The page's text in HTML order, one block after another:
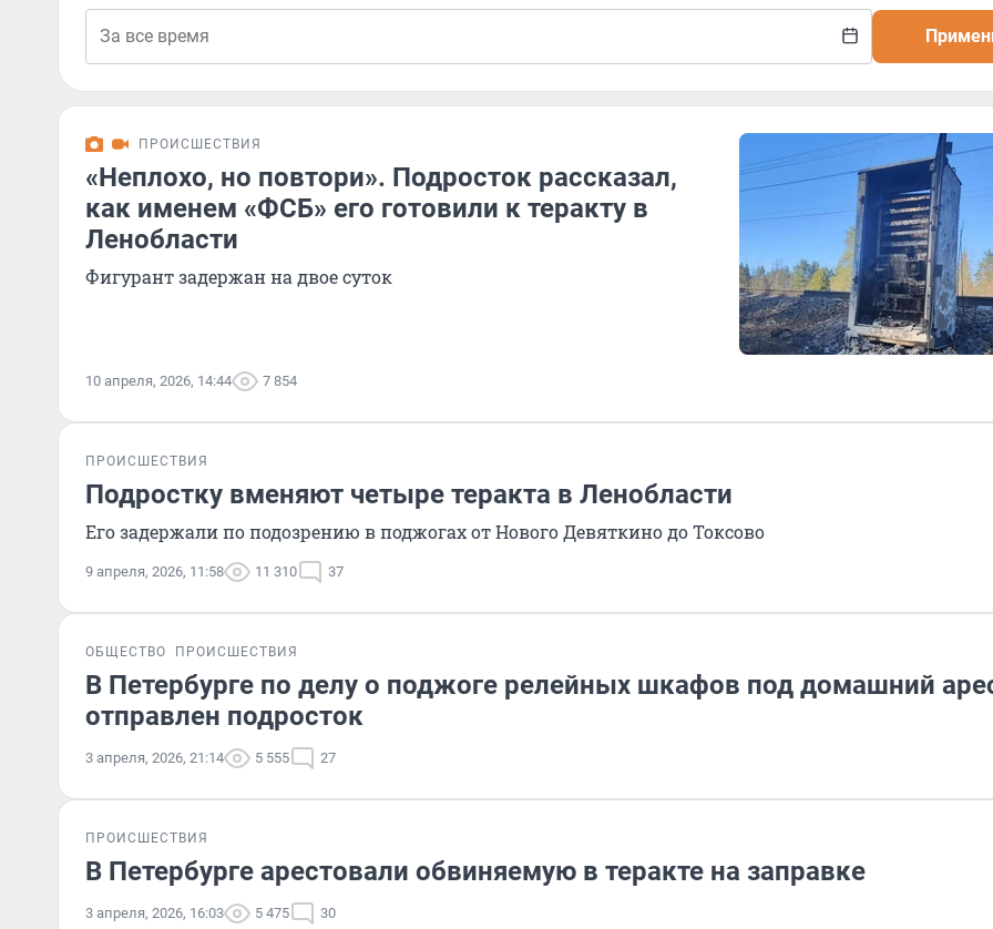
ПРОИСШЕСТВИЯ
«Неплохо, но повтори». Подросток рассказал,
как именем «ФСБ» его готовили к теракту в
Ленобласти
Фигурант задержан на двое суток
10 апреля, 2026, 14:44 7 854
ПРОИСШЕСТВИЯ
Подростку вменяют четыре теракта в Ленобласти
Его задержали по подозрению в поджогах от Нового Девяткино до Токсово
9 апреля, 2026, 11:58 11 310 37
ОБЩЕСТВО ПРОИСШЕСТВИЯ
В Петербурге по делу о поджоге релейных шкафов под домашний
отправлен подросток
3 апреля, 2026, 21:14 5 555 27
ПРОИСШЕСТВИЯ
В Петербурге арестовали обвиняемую в теракте на заправке
3 апреля, 2026, 16:03 5 475 30